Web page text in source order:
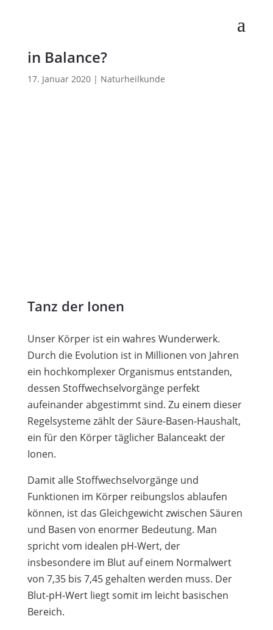
in Balance?
17. Januar 2020| Naturheilkunde
Tanz der Ionen
Unser Körper ist ein wahres Wunderwerk.
Durch die Evolution ist in Millionen von Jahren
ein hochkomplexer Organismus entstanden,
dessen Stoffwechselvorgänge perfekt
aufeinander abgestimmt sind. Zu einem dieser
Regelsysteme zählt der Säure-Basen-Haushalt,
ein für den Körper täglicher Balanceakt der
Ionen.
Damit alle Stoffwechselvorgänge und
Funktionen im Körper reibungslos ablaufen
können, ist das Gleichgewicht zwischen Säuren
und Basen von enormer Bedeutung. Man
spricht vom idealen pH-Wert, der
insbesondere im Blut auf einem Normalwert
von 7,35 bis 7,45 gehalten werden muss. Der
Blut-pH-Wert liegt somit im leicht basischen
Bereich.